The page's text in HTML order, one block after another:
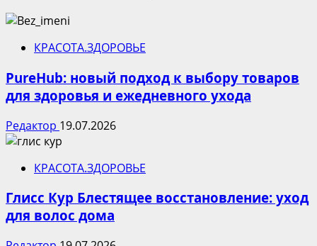
КРАСОТА.ЗДОРОВЬЕ
PureHub: новый подход к выбору товаров
для здоровья и ежедневного ухода
Редактор 19.07.2026
КРАСОТА.ЗДОРОВЬЕ
Глисс Кур Блестящее восстановление: уход
для волос дома